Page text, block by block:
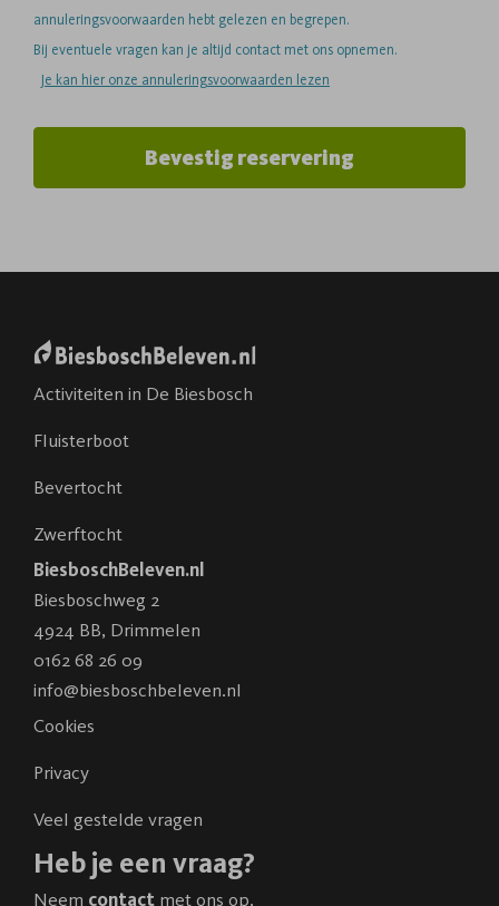
annuleringsvoorwaarden hebt gelezen en begrepen.
Bij eventuele vragen kan je altijd contact met ons opnemen.
Je kan hier onze annuleringsvoorwaarden lezen
Bevestig reservering
Activiteiten in De Biesbosch
Fluisterboot
Bevertocht
Zwerftocht
BiesboschBeleven.nl
Biesboschweg 2
4924 BB, Drimmelen
0162 68 26 09
info@biesboschbeleven.nl
Cookies
Privacy
Veel gestelde vragen
Heb je een vraag?
Neem contact met ons op.